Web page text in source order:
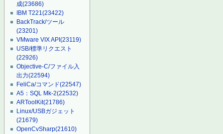
成(23686)
IBM T221(23422)
BackTrack/ツール
(23201)
VMware VIX API(23119)
USB/標準リクエスト
(22926)
Objective-C/ファイル入
出力(22594)
FeliCa/コマンド(22547)
A5：SQL Mk-2(22532)
ARToolKit(21786)
Linux/USBガジェット
(21679)
OpenCvSharp(21610)